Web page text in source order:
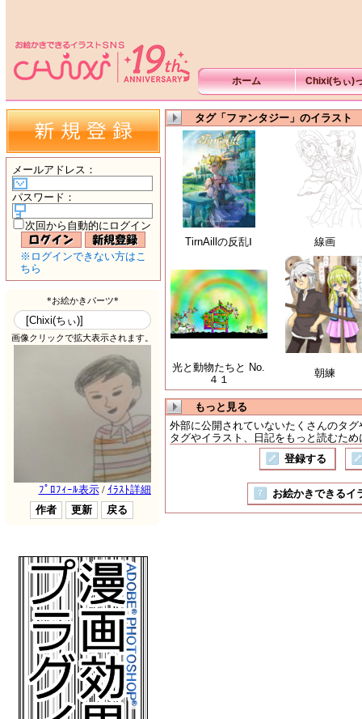
ホーム Chixi(ちぃ)
メールアドレス ：
パスワード ：
次回から自動的にログイン
※ログインできない方はこ
ちら
タグ「ファンタジー」のイラスト
TirnAillの反乱Ⅰ 線画
光と動物たちと No.
４１
朝練
もっと見る
外部に公開されていないたくさんのタ
タグやイラスト、日記をもっと読むた
登録する
お絵かきできるイ